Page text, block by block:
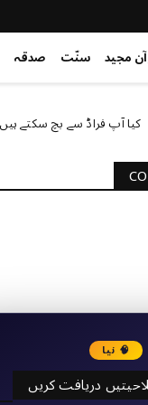
مجید سنّت صدقہ
سے بچ سکتے ہیں؟
🧠 نیا
دریافت کریں